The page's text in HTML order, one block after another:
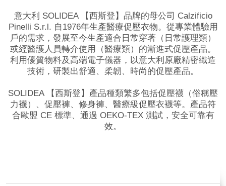
意大利 SOLIDEA 【西斯登】品牌的母公司 Calzificio
Pinelli S.r.l. 自1976年生產醫療促壓衣物。從專業體驗用
戶的需求，發展至今生產適合日常穿著（日常護理類）
或經醫護人員轉介使用（醫療類）的漸進式促壓產品。
利用優質物料及高端電子儀器，以意大利原廠精密織造
技術，研製出舒適、柔韌、時尚的促壓產品。
SOLIDEA 【西斯登】產品種類繁多包括促壓襪（俗稱壓
力襪）、促壓褲、修身褲、醫療級促壓衣襪等。產品符
合歐盟 CE 標準、通過 OEKO-TEX 測試，安全可靠有
效。